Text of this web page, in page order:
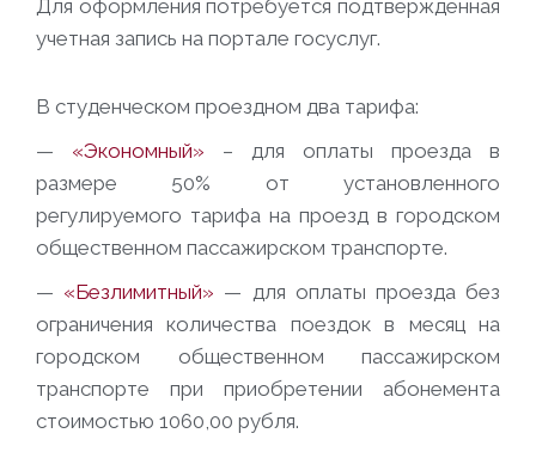
Для оформления потребуется подтвержденная
учетная запись на портале госуслуг.
В студенческом проездном два тарифа:
— «Экономный» – для оплаты проезда в
размере 50% от установленного
регулируемого тарифа на проезд в городском
общественном пассажирском транспорте.
— «Безлимитный» — для оплаты проезда без
ограничения количества поездок в месяц на
городском общественном пассажирском
транспорте при приобретении абонемента
стоимостью 1060,00 рубля.